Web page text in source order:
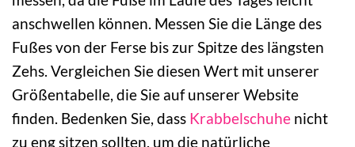
anschwellen können. Messen Sie die Länge des
Fußes von der Ferse bis zur Spitze des längsten
Zehs. Vergleichen Sie diesen Wert mit unserer
Größentabelle, die Sie auf unserer Website
finden. Bedenken Sie, dass Krabbelschuhe nicht
zu eng sitzen sollten, um die natürliche